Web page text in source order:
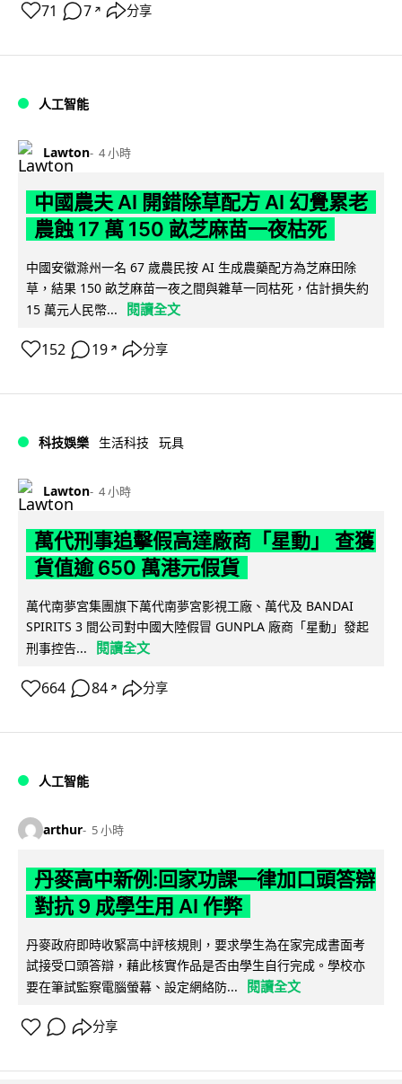
71 7 ↗ 分享
人工智能
Lawton 4 小時
中國農夫 AI 開錯除草配方 AI 幻覺累老
農蝕 17 萬 150 畝芝麻苗一夜枯死
中國安徽滁州一名 67 歲農民按 AI 生成農藥配方為芝麻田除
草，結果 150 畝芝麻苗一夜之間與雜草一同枯死，估計損失約
15 萬元人民幣...
閱讀全文
152 19 ↗ 分享
科技娛樂 生活科技 玩具
Lawton 4 小時
萬代刑事追擊假高達廠商「星動」 查獲
貨值逾 650 萬港元假貨
萬代南夢宮集團旗下萬代南夢宮影視工廠、萬代及 BANDAI
SPIRITS 3 間公司對中國大陸假冒 GUNPLA 廠商「星動」發起
刑事控告...
閱讀全文
664 84 ↗ 分享
人工智能
arthur 5 小時
丹麥高中新例:回家功課一律加口頭答辯
對抗 9 成學生用 AI 作弊
丹麥政府即時收緊高中評核規則，要求學生為在家完成書面考
試接受口頭答辯，藉此核實作品是否由學生自行完成。學校亦
要在筆試監察電腦螢幕、設定網絡防...
閱讀全文
分享